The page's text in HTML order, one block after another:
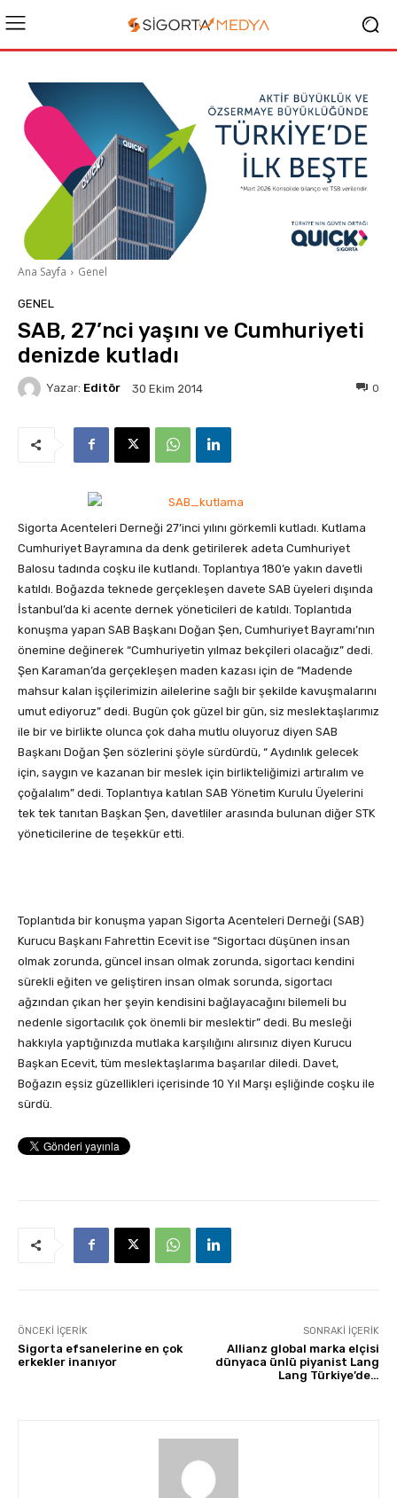
Ana Sayfa Genel
GENEL
SAB, 27’nci yaşını ve Cumhuriyeti
denizde kutladı
Yazar: Editör 30 Ekim 2014 0
Sigorta Acenteleri Derneği 27’inci yılını görkemli kutladı. Kutlama
Cumhuriyet Bayramına da denk getirilerek adeta Cumhuriyet
Balosu tadında coşku ile kutlandı. Toplantıya 180’e yakın davetli
katıldı. Boğazda teknede gerçekleşen davete SAB üyeleri dışında
İstanbul’da ki acente dernek yöneticileri de katıldı. Toplantıda
konuşma yapan SAB Başkanı Doğan Şen, Cumhuriyet Bayramı’nın
önemine değinerek “Cumhuriyetin yılmaz bekçileri olacağız” dedi.
Şen Karaman’da gerçekleşen maden kazası için de “Madende
mahsur kalan işçilerimizin ailelerine sağlı bir şekilde kavuşmalarını
umut ediyoruz” dedi. Bugün çok güzel bir gün, siz meslektaşlarımız
ile bir ve birlikte olunca çok daha mutlu oluyoruz diyen SAB
Başkanı Doğan Şen sözlerini şöyle sürdürdü, “ Aydınlık gelecek
için, saygın ve kazanan bir meslek için birlikteliğimizi artıralım ve
çoğalalım” dedi. Toplantıya katılan SAB Yönetim Kurulu Üyelerini
tek tek tanıtan Başkan Şen, davetliler arasında bulunan diğer STK
yöneticilerine de teşekkür etti.
Toplantıda bir konuşma yapan Sigorta Acenteleri Derneği (SAB)
Kurucu Başkanı Fahrettin Ecevit ise “Sigortacı düşünen insan
olmak zorunda, güncel insan olmak zorunda, sigortacı kendini
sürekli eğiten ve geliştiren insan olmak sorunda, sigortacı
ağzından çıkan her şeyin kendisini bağlayacağını bilemeli bu
nedenle sigortacılık çok önemli bir meslektir” dedi. Bu mesleği
hakkıyla yaptığınızda mutlaka karşılığını alırsınız diyen Kurucu
Başkan Ecevit, tüm meslektaşlarıma başarılar diledi. Davet,
Boğazın eşsiz güzellikleri içerisinde 10 Yıl Marşı eşliğinde coşku ile
sürdü.
ÖNCEKI İÇERIK
Sigorta efsanelerine en çok
erkekler inanıyor
SONRAKI İÇERIK
Allianz global marka elçisi
dünyaca ünlü piyanist Lang
Lang Türkiye’de…